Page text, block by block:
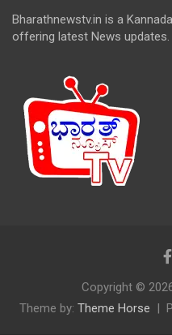
Bharathnewstv.in is a
offering latest News updates.
Copyright ©
Theme by: Theme Horse